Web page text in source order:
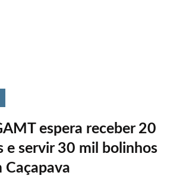
espera receber 20
e servir 30 mil bolinhos
Caçapava